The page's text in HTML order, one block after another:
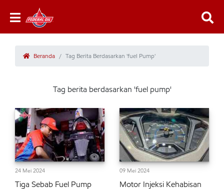
Beranda Tag Berita Berdasarkan 'fuel Pump'
Tag berita berdasarkan 'fuel pump'
24 Mei 2024
Tiga Sebab Fuel Pump
09 Mei 2024
Motor Injeksi Kehabisan